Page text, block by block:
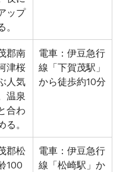
ップ
。
郡南
津桜
人気
温泉
合わ
る。
電車：伊豆急行
線「下賀茂駅」
から徒歩約10分
郡松
100
電車：伊豆急行
線「松崎駅」か